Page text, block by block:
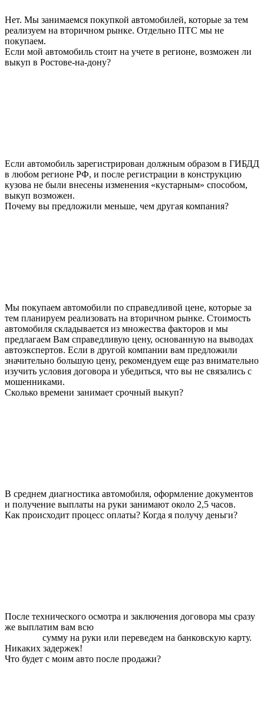
Нет. Мы занимаемся покупкой автомобилей, которые за тем
реализуем на вторичном рынке. Отдельно ПТС мы не
покупаем.
Если мой автомобиль стоит на учете в регионе, возможен ли
выкуп в Ростове-на-дону?
Если автомобиль зарегистрирован должным образом в ГИБДД
в любом регионе РФ, и после регистрации в конструкцию
кузова не были внесены изменения «кустарным» способом,
выкуп возможен.
Почему вы предложили меньше, чем другая компания?
Мы покупаем автомобили по справедливой цене, которые за
тем планируем реализовать на вторичном рынке. Стоимость
автомобиля складывается из множества факторов и мы
предлагаем Вам справедливую цену, основанную на выводах
автоэкспертов. Если в другой компании вам предложили
значительно большую цену, рекомендуем еще раз внимательно
изучить условия договора и убедиться, что вы не связались с
мошенниками.
Сколько времени занимает срочный выкуп?
В среднем диагностика автомобиля, оформление документов
и получение выплаты на руки занимают около 2,5 часов.
Как происходит процесс оплаты? Когда я получу деньги?
После технического осмотра и заключения договора мы сразу
же выплатим вам всю
сумму на руки или переведем на банковскую карту.
Никаких задержек!
Что будет с моим авто после продажи?